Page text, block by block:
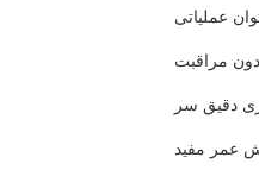
عملیاتی
مراقبت
دقیق سر
عمر مفید